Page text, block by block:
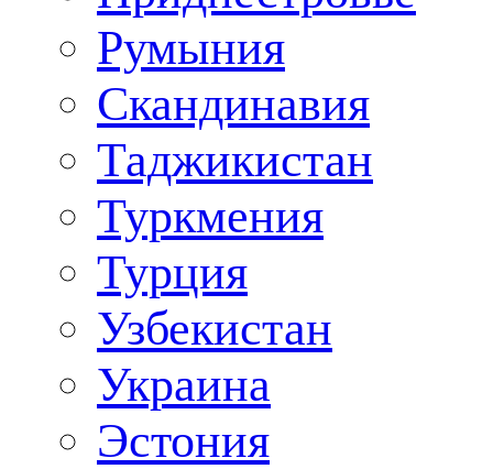
Румыния
Скандинавия
Таджикистан
Туркмения
Турция
Узбекистан
Украина
Эстония